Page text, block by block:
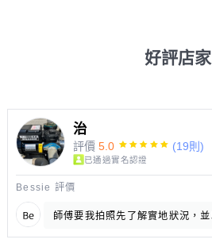
好評店家
治
評價 5.0 (19則)
已通過實名認證
Bessie 評價